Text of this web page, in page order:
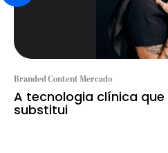
Branded Content Mercado
A tecnologia clínica que
substitui